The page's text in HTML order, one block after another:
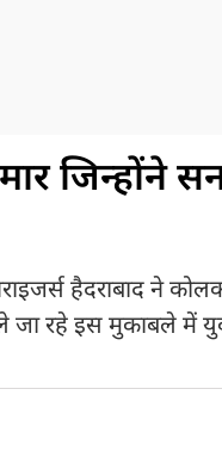
जिन्होंने
हैदराबाद ने
रहे इस मुकाबले में